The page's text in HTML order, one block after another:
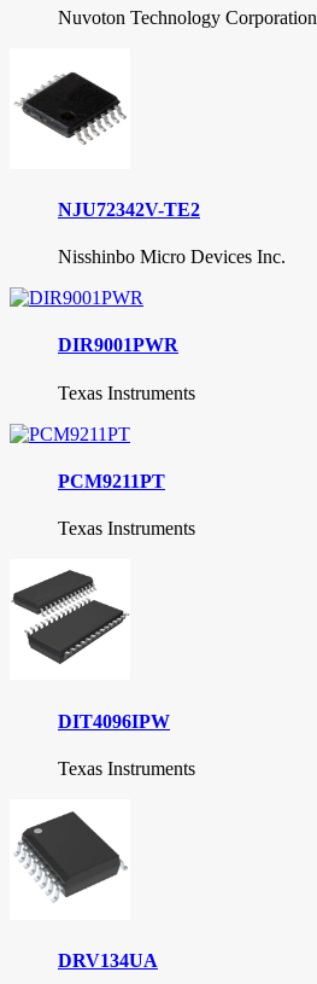
Nuvoton Technology Corporation
NJU72342V-TE2
Nisshinbo Micro Devices Inc.
DIR9001PWR
Texas Instruments
PCM9211PT
Texas Instruments
DIT4096IPW
Texas Instruments
DRV134UA